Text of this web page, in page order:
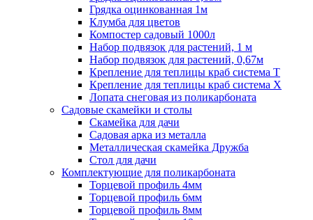
Грядка оцинкованная 1м
Клумба для цветов
Компостер садовый 1000л
Набор подвязок для растений, 1 м
Набор подвязок для растений, 0,67м
Крепление для теплицы краб система Т
Крепление для теплицы краб система Х
Лопата снеговая из поликарбоната
Садовые скамейки и столы
Скамейка для дачи
Садовая арка из металла
Металлическая скамейка Дружба
Стол для дачи
Комплектующие для поликарбоната
Торцевой профиль 4мм
Торцевой профиль 6мм
Торцевой профиль 8мм